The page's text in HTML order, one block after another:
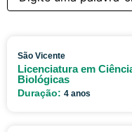
São Vicente
Licenciatura em
Biológicas
Duração: 4 anos